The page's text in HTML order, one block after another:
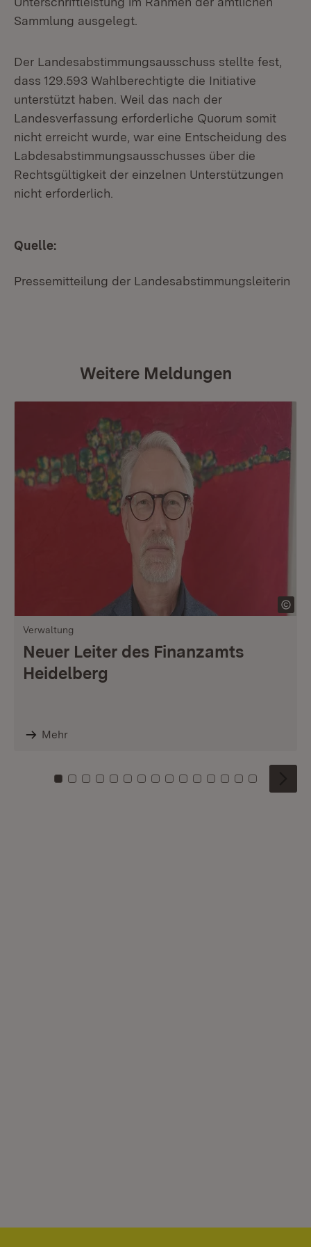
Sammlung ausgelegt.
Der Landesabstimmungsausschuss stellte fest,
dass 129.593 Wahlberechtigte die Initiative
unterstützt haben. Weil das nach der
Landesverfassung erforderliche Quorum somit
nicht erreicht wurde, war eine Entscheidung des
Labdesabstimmungsausschusses über die
Rechtsgültigkeit der einzelnen Unterstützungen
nicht erforderlich.
Quelle:
Pressemitteilung der Landesabstimmungsleiterin
Weitere Meldungen
Verwaltung
Neuer Leiter des Finanzamts
Heidelberg
Mehr
Zu Kachel: 0
Zu Kachel: 1
Zu Kachel: 2
Zu Kachel: 3
Zu Kachel: 4
Zu Kachel: 5
Zu Kachel: 6
Zu Kachel: 7
Zu Kachel: 8
Zu Kachel: 9
Zu Kachel: 10
Zu Kachel: 11
Zu Kachel: 12
Zu Kachel:
Zu